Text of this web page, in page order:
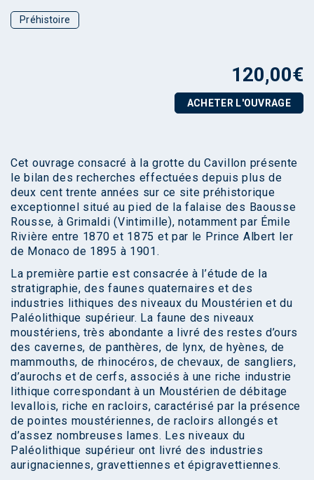
Préhistoire
120,00€
ACHETER L'OUVRAGE
Cet ouvrage consacré à la grotte du Cavillon présente
le bilan des recherches effectuées depuis plus de
deux cent trente années sur ce site préhistorique
exceptionnel situé au pied de la falaise des Baousse
Rousse, à Grimaldi (Vintimille), notamment par Émile
Rivière entre 1870 et 1875 et par le Prince Albert Ier
de Monaco de 1895 à 1901.
La première partie est consacrée à l’étude de la
stratigraphie, des faunes quaternaires et des
industries lithiques des niveaux du Moustérien et du
Paléolithique supérieur. La faune des niveaux
moustériens, très abondante a livré des restes d’ours
des cavernes, de panthères, de lynx, de hyènes, de
mammouths, de rhinocéros, de chevaux, de sangliers,
d’aurochs et de cerfs, associés à une riche industrie
lithique correspondant à un Moustérien de débitage
levallois, riche en racloirs, caractérisé par la présence
de pointes moustériennes, de racloirs allongés et
d’assez nombreuses lames. Les niveaux du
Paléolithique supérieur ont livré des industries
aurignaciennes, gravettiennes et épigravettiennes.